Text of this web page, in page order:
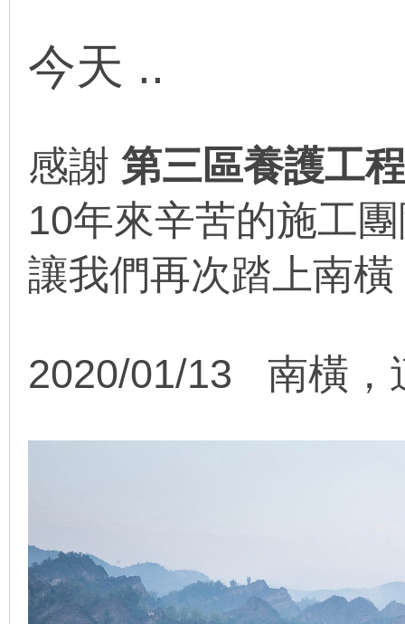
今天 ..
感謝 第三區養護工程
10年來辛苦的施工
讓我們再次踏上南橫
2020/01/13 南橫，